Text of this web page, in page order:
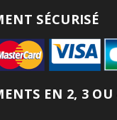
SÉCURISÉ
EN 2, 3 OU